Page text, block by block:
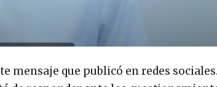
mensaje que publicó en redes